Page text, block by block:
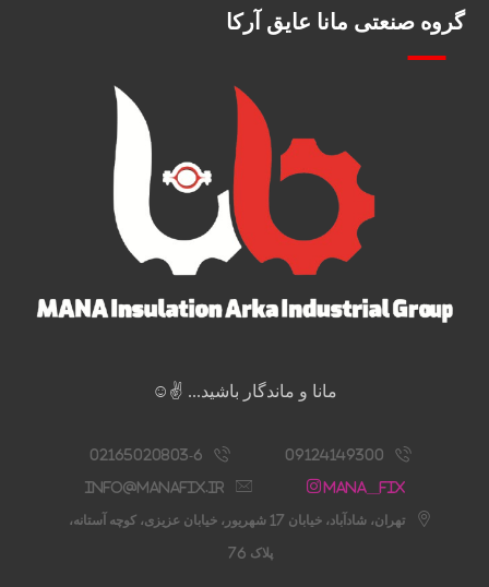
گروه صنعتی مانا عایق آرکا
مانا و ماندگار باشید... ✌️☺️
09124149300
02165020803-6
Mana__fix
info@manafix.ir
تهران، شادآباد، خیابان 17 شهریور، خیابان عزیزی، کوچه آستانه،
پلاک 76